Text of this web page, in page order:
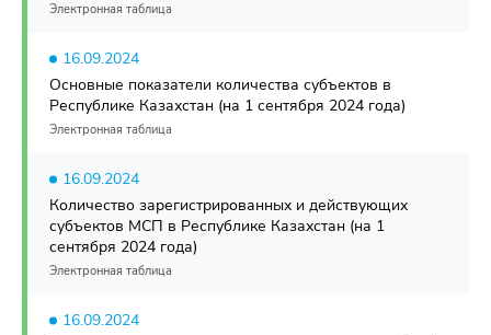
Электронная таблица
16.09.2024
Основные показатели количества субъектов в
Республике Казахстан (на 1 сентября 2024 года)
Электронная таблица
16.09.2024
Количество зарегистрированных и действующих
субъектов МСП в Республике Казахстан (на 1
сентября 2024 года)
Электронная таблица
16.09.2024